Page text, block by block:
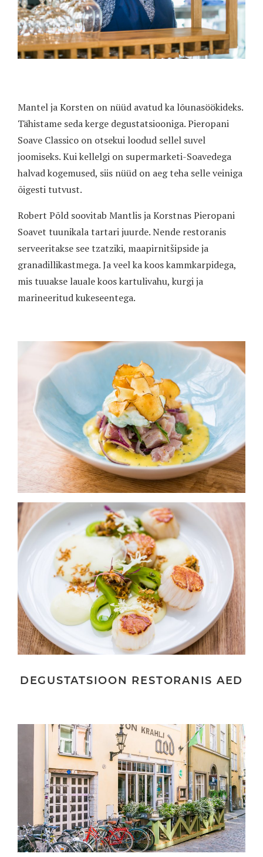
Mantel ja Korsten on nüüd avatud ka lõunasöökideks.
Tähistame seda kerge degustatsiooniga. Pieropani
Soave Classico on otsekui loodud sellel suvel
joomiseks. Kui kellelgi on supermarketi-Soavedega
halvad kogemused, siis nüüd on aeg teha selle veiniga
õigesti tutvust.
Robert Põld soovitab Mantlis ja Korstnas Pieropani
Soavet tuunikala tartari juurde. Nende restoranis
serveeritakse see tzatziki, maapirnitšipside ja
granadillikastmega. Ja veel ka koos kammkarpidega,
mis tuuakse lauale koos kartulivahu, kurgi ja
marineeritud kukeseentega.
DEGUSTATSIOON RESTORANIS AED